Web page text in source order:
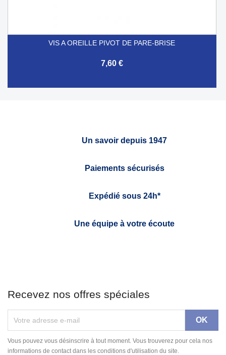
VIS A OREILLE PIVOT DE PARE-BRISE
7,60 €
Un savoir depuis 1947
Paiements sécurisés
Expédié sous 24h*
Une équipe à votre écoute
Recevez nos offres spéciales
Vous pouvez vous désinscrire à tout moment. Vous trouverez pour cela nos
informations de contact dans les conditions d'utilisation du site.